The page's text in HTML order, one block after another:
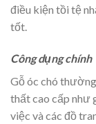
điều kiện tồi tệ
tốt.
Công dụng chính
Gỗ óc chó
thất cao cấp như
việc và các đồ